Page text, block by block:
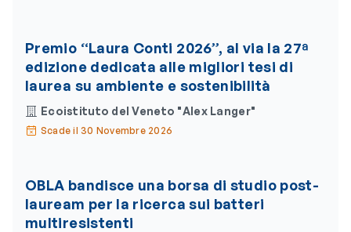
Premio “Laura Conti 2026”, al via la 27ª
edizione dedicata alle migliori tesi di
laurea su ambiente e sostenibilità
Ecoistituto del Veneto "Alex Langer"
Scade il 30 Novembre 2026
OBLA bandisce una borsa di studio post-
lauream per la ricerca sui batteri
multiresistenti